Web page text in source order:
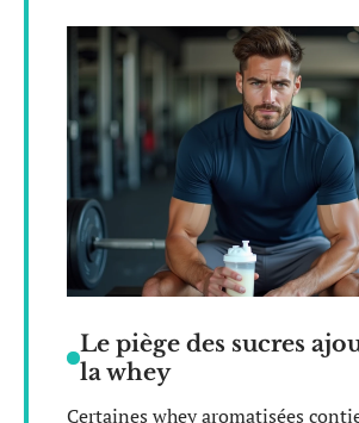
Le piège des sucres
la whey
Certaines whey aromatisées